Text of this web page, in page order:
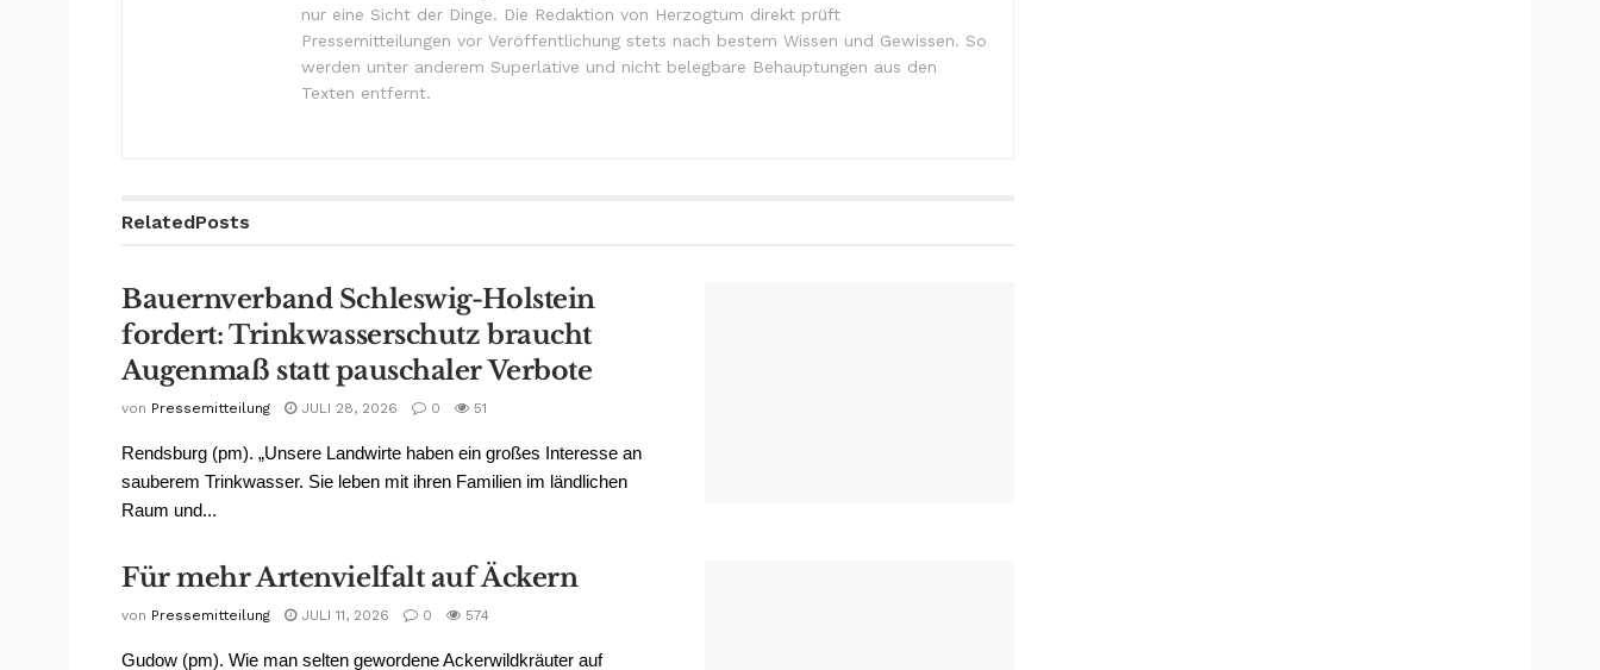
nur eine Sicht der Dinge. Die Redaktion von Herzogtum direkt prüft
Pressemitteilungen vor Veröffentlichung stets nach bestem Wissen und Gewissen. So
werden unter anderem Superlative und nicht belegbare Behauptungen aus den
Texten entfernt.
RelatedPosts
Bauernverband Schleswig-Holstein
fordert: Trinkwasserschutz braucht
Augenmaß statt pauschaler Verbote
von Pressemitteilung JULI 28, 2026 0 51
Rendsburg (pm). „Unsere Landwirte haben ein großes Interesse an
sauberem Trinkwasser. Sie leben mit ihren Familien im ländlichen
Raum und...
Für mehr Artenvielfalt auf Äckern
von Pressemitteilung JULI 11, 2026 0 574
Gudow (pm). Wie man selten gewordene Ackerwildkräuter auf